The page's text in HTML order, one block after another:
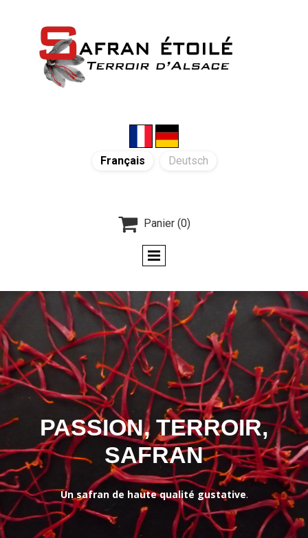
Français Deutsch
 Panier (0)
PASSION, TERROIR,
SAFRAN
Un safran de haute qualité gustative.